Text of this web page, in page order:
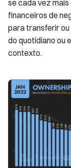
se cada vez
financeiros de
para transferir
do quotidiano ou
contexto.